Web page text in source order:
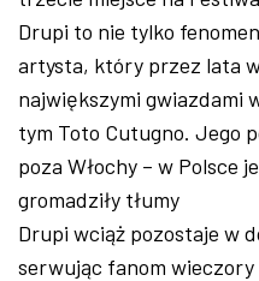
Drupi to nie tylko
artysta, który przez lata
największymi gwiazdami
tym Toto Cutugno. Jego
poza Włochy – w Polsce
gromadziły tłumy
Drupi wciąż pozostaje w
serwując fanom wieczory